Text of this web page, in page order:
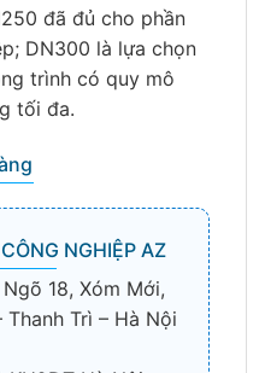
đã đủ cho phần
DN300 là lựa chọn
trình có quy mô
tối đa.
NGHIỆP AZ
18, Xóm Mới,
Thanh Trì – Hà Nội